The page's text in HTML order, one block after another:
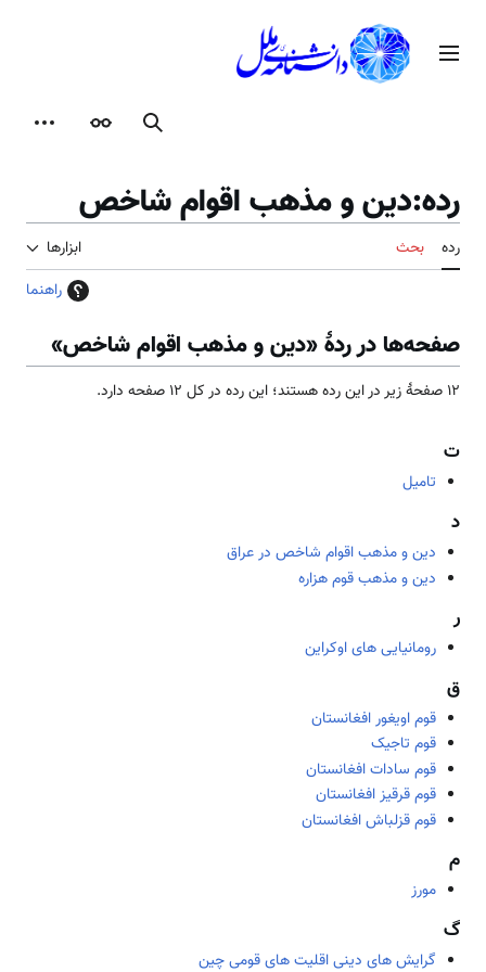
محتوامنوی اصلی
جستجوظاهر
رده:دین و مذهب اقوام شاخص
رده بحث
ابزارها
راهنما
صفحه‌ها در ردهٔ «دین و مذهب اقوام شاخص»
۱۲ صفحۀ زیر در این رده هستند؛ این رده در کل ۱۲ صفحه دارد.
ت
تامیل
د
دین و مذهب اقوام شاخص در عراق
دین و مذهب قوم هزاره
ر
رومانیایی های اوکراین
ق
قوم اویغور افغانستان
قوم تاجیک
قوم سادات افغانستان
قوم قرقیز افغانستان
قوم قزلباش افغانستان
م
مورز
گ
گرایش های دینی اقلیت های قومی چین